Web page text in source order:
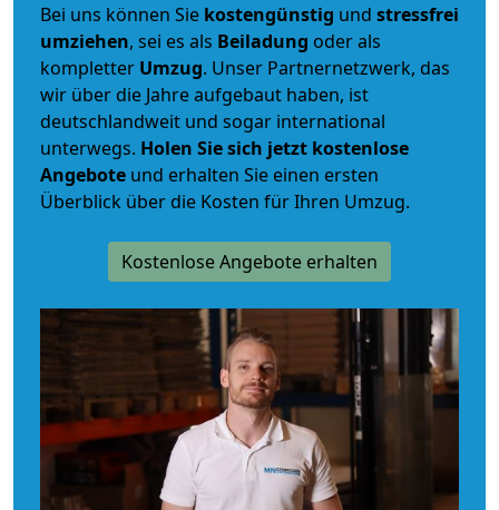
Bei uns können Sie kostengünstig und stressfrei
umziehen, sei es als Beiladung oder als
kompletter Umzug. Unser Partnernetzwerk, das
wir über die Jahre aufgebaut haben, ist
deutschlandweit und sogar international
unterwegs. Holen Sie sich jetzt kostenlose
Angebote und erhalten Sie einen ersten
Überblick über die Kosten für Ihren Umzug.
Kostenlose Angebote erhalten